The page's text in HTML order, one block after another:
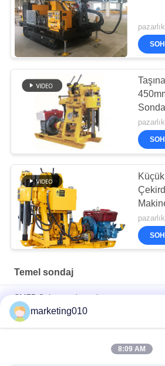
Temel sondaj
SM75 Çok amaçlı matkap
Güçlü XY-6A çekirdek sondaj cihazı
mükemmel
XY-200 Çekirdek Buhran Aracı Çeşitliliği
marketing010
8:09 AM